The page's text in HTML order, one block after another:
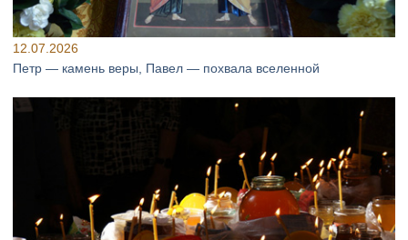
12.07.2026
Петр — камень веры, Павел — похвала вселенной